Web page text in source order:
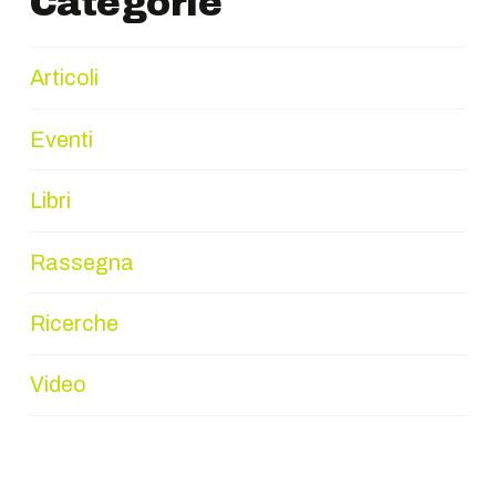
Articoli
Eventi
Libri
Rassegna
Ricerche
Video